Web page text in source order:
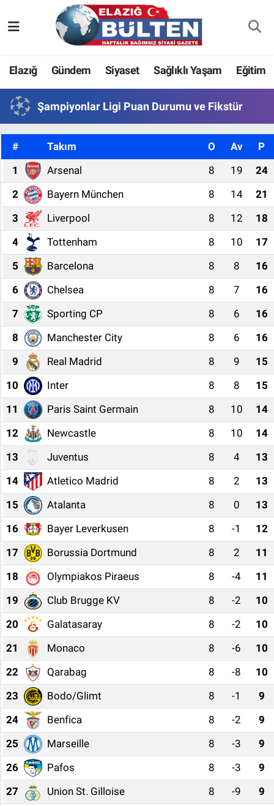
Elazığ Gündem Siyaset Sağlıklı Yaşam Eğitim
Şampiyonlar Ligi Puan Durumu ve Fikstür
# Takım O Av
P
1
Arsenal 8 19
24
2
Bayern München 8 14
21
3
Liverpool 8 12
18
4
Tottenham 8 10
17
5
Barcelona 8 8
16
6
Chelsea 8 7
16
7
Sporting CP 8 6
16
8
Manchester City 8 6
16
9
Real Madrid 8 9
15
10
Inter 8 8
15
11
Paris Saint Germain 8 10
14
12
Newcastle 8 10
14
13
Juventus 8 4
13
14
Atletico Madrid 8 2
13
15
Atalanta 8 0
13
16
Bayer Leverkusen 8 -1
12
17
Borussia Dortmund 8 2
11
18
Olympiakos Piraeus 8 -4
11
19
Club Brugge KV 8 -2
10
20
Galatasaray 8 -2
10
21
Monaco 8 -6
10
22
Qarabag 8 -8
10
23
Bodo/Glimt 8 -1
9
24
Benfica 8 -2
9
25
Marseille 8 -3
9
26
Pafos 8 -3
9
27
Union St. Gilloise 8 -9
9
Asayiş
Bilim-Teknoloji
Eğitim
Ekonomi
Elazığ
Gündem
Kültür-Sanat
Sağlık
Sağlıklı Yaşam
Siyaset
Spor
Yaşam
Nöbetçi Eczaneler
Hava Durumu
Namaz Vakitleri
Trafik Durumu
Süper Lig Puan Durumu ve Fikstür
Tüm Manşetler
Son Dakika Haberleri
Haber Arşivi